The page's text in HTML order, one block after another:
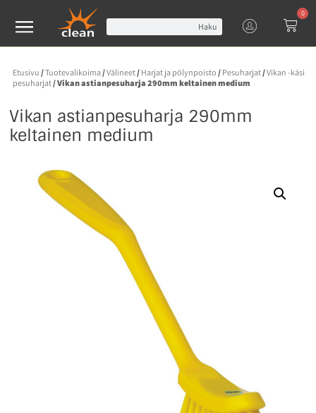
Haku
0
Etusivu /Tuotevalikoima/Välineet/ Harjat ja pölynpoisto / Pesuharjat/Vikan -käsi
pesuharjat/ Vikan astianpesuharja 290mm keltainen medium
Vikan astianpesuharja 290mm
keltainen medium